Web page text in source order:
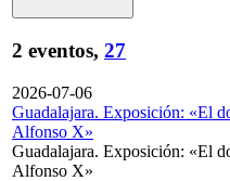
2 eventos, 27
2026-07-06
Guadalajara. Exposición: «El
Alfonso X»
Guadalajara. Exposición: «El
Alfonso X»